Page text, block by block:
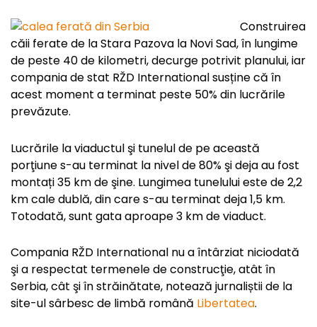
Construirea
căii ferate de la Stara Pazova la Novi Sad, în lungime
de peste 40 de kilometri, decurge potrivit planului, iar
compania de stat RŽD International susține că în
acest moment a terminat peste 50% din lucrările
prevăzute.
Lucrările la viaductul şi tunelul de pe această
porţiune s-au terminat la nivel de 80% şi deja au fost
montați 35 km de şine. Lungimea tunelului este de 2,2
km cale dublă, din care s-au terminat deja 1,5 km.
Totodată, sunt gata aproape 3 km de viaduct.
Compania RŽD International nu a întârziat niciodată
şi a respectat termenele de construcţie, atât în
Serbia, cât şi în străinătate, notează jurnaliștii de la
site-ul sârbesc de limbă română Libertatea.